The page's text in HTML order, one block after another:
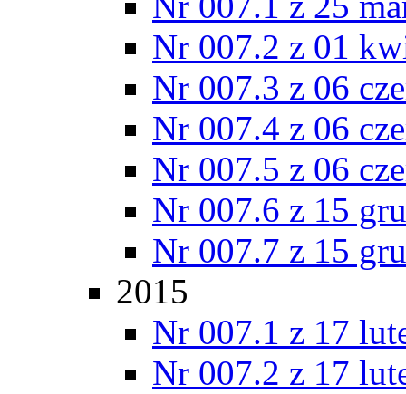
Nr 007.2 z 01
Nr 007.3 z 06
Nr 007.4 z 06
Nr 007.5 z 06
Nr 007.6 z 15
Nr 007.7 z 15
2015
Nr 007.1 z 17
Nr 007.2 z 17